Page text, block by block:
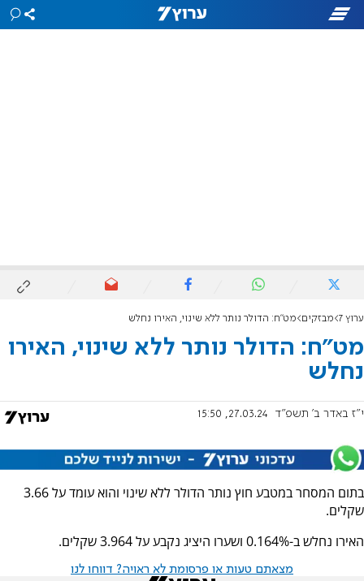
ערוץ 7 מבזקים מט"ח: הדולר נותר ללא שינוי, האירו נחלש
מט"ח: הדולר נותר ללא שינוי, האירו
נחלש
י"ז באדר ב׳ תשפ"ד 27.03.24, 15:50
בתום המסחר במטבע חוץ נותר הדולר ללא שינוי והוא עומד על 3.66
שקלים.
האירו נחלש ב-0.164% ושערו היציג נקבע על 3.964 שקלים.
מצאתם טעות או פרסומת לא ראויה? דווחו לנו